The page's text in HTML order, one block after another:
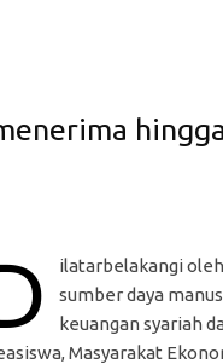
ilatarbelakangi
sumber daya
keuangan syariah
Masyarakat